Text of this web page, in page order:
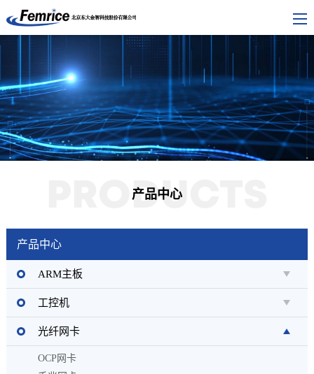
产品中心
PRODUCTS
产品中心
ARM主板
工控机
光纤网卡
OCP网卡